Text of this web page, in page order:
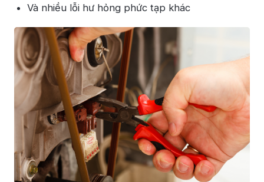
Và nhiều lỗi hư hỏng phức tạp khác